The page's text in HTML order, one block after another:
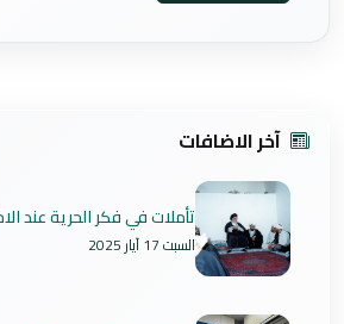
آخر الاضافات
تأملات في فكر الحرية عند
السبت 17 آيار 2025